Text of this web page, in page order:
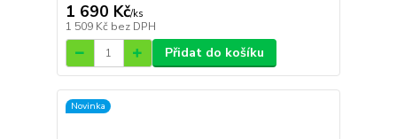
1 690 Kč/ks
1 509 Kč bez DPH
Přidat do košíku
Novinka